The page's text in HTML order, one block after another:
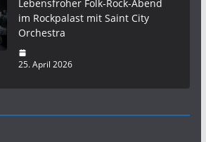
Lebensfroher Folk-Rock-Abend
im Rockpalast mit Saint City
Orchestra
25. April 2026